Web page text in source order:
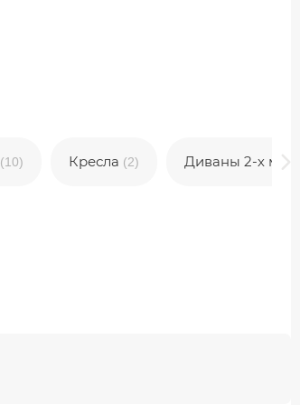
(10) Кресла (2) Диваны 2-х